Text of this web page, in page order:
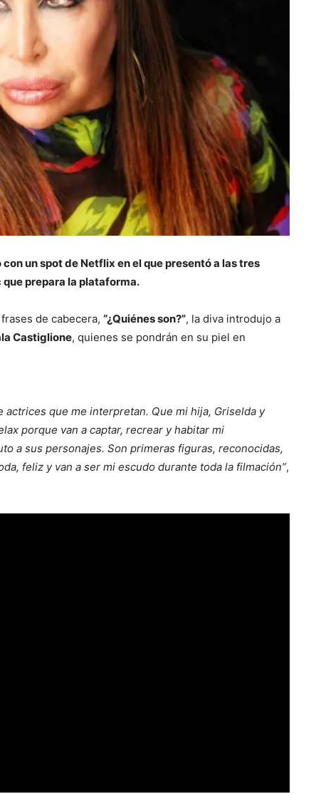
Argentina
un spot de Netflix en el que presentó a las tres
prepara la plataforma.
de cabecera, “¿Quiénes son?”, la diva introdujo a
Castiglione, quienes se pondrán en su piel en
actrices que me interpretan. Que mi hija, Griselda y
porque van a captar, recrear y habitar mi
a sus personajes. Son primeras figuras, reconocidas,
feliz y van a ser mi escudo durante toda la filmación”,